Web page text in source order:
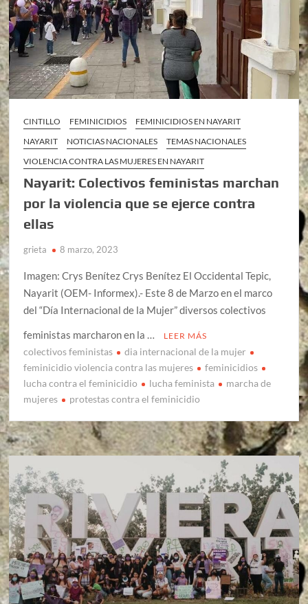
CINTILLO FEMINICIDIOS
FEMINICIDIOS EN NAYARIT
NAYARIT
NOTICIAS NACIONALES
TEMAS NACIONALES
VIOLENCIA CONTRA LAS MUJERES EN NAYARIT
Nayarit: Colectivos feministas marchan
por la violencia que se ejerce contra
ellas
grieta 8 marzo, 2023
Imagen: Crys Benítez Crys Benítez El Occidental Tepic,
Nayarit (OEM- Informex).- Este 8 de Marzo en el marco
del “Día Internacional de la Mujer” diversos colectivos
feministas marcharon en la …
LEER MÁS
colectivos feministas
dia internacional de la mujer
feminicidio violencia contra las mujeres
feminicidios
lucha contra el feminicidio
lucha feminista
marcha de
mujeres
protestas contra el feminicidio